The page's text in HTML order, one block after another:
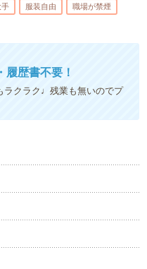
手 服装自由 職場が禁煙
歴書不要！
ラクラク♩残業も無いのでプ